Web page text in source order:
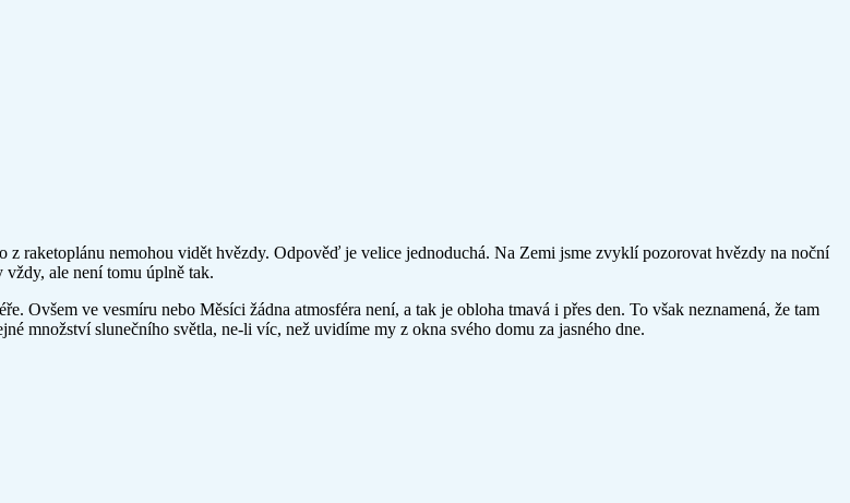
raketoplánu nemohou vidět hvězdy. Odpověď je velice jednoduchá. Na Zemi jsme zvyklí pozorovat hvězdy na noční
ale není tomu úplně tak.
Ovšem ve vesmíru nebo Měsíci žádna atmosféra není, a tak je obloha tmavá i přes den. To však neznamená, že tam
množství slunečního světla, ne-li víc, než uvidíme my z okna svého domu za jasného dne.